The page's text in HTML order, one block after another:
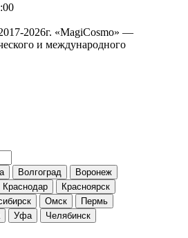
2026г. «MagiCosmo» —
и международного
Волгоград
Воронеж
Краснодар
Красноярск
Омск
Пермь
Уфа
Челябинск